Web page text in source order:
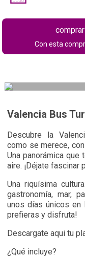
Con esta
Valencia Bus
Descubre la
como se merece,
Una panorámica
aire. ¡Déjate fascinar
Una riquísima
gastronomía, mar,
unos días únicos en
prefieras y disfruta!
Descargate aqui tu
¿Qué incluye?